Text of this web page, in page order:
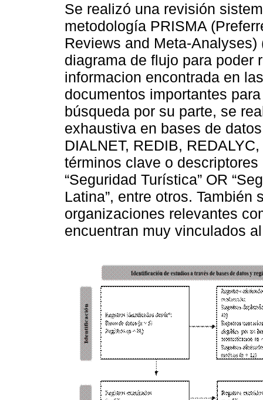
Se realizó una revisión
metodología PRISMA
Reviews and Meta-Analyses)
diagrama de flujo para poder
informacion encontrada en
documentos importantes
búsqueda por su parte, se
exhaustiva en bases de
DIALNET, REDIB,
términos clave o descriptores
“Seguridad Turística” OR
Latina”, entre otros.
organizaciones relevantes
encuentran muy vinculados